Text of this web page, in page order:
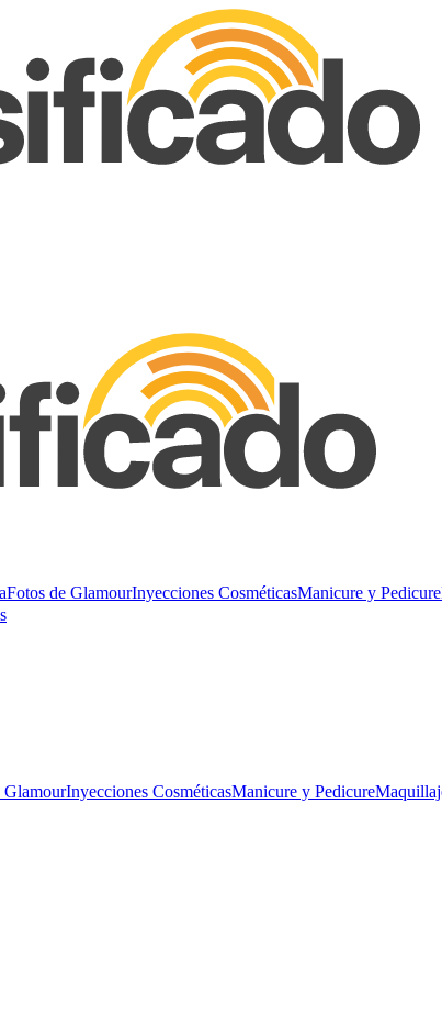
Fotos de GlamourInyecciones CosméticasManicure y Pedicure
GlamourInyecciones CosméticasManicure y Pedicure